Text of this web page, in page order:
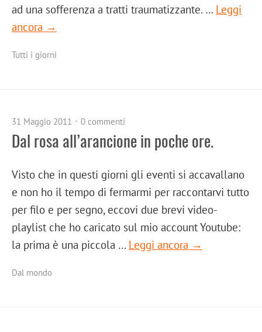
ad una sofferenza a tratti traumatizzante. … Leggi
ancora →
Tutti i giorni
31 Maggio 2011 0 commenti
Dal rosa all’arancione in poche ore.
Visto che in questi giorni gli eventi si accavallano
e non ho il tempo di fermarmi per raccontarvi tutto
per filo e per segno, eccovi due brevi video-
playlist che ho caricato sul mio account Youtube:
la prima è una piccola … Leggi ancora →
Dal mondo